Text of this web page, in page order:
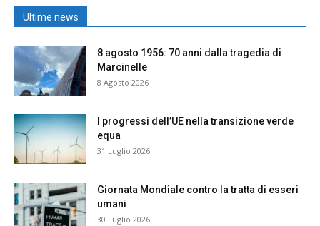
Ultime news
8 agosto 1956: 70 anni dalla tragedia di
Marcinelle
8 Agosto 2026
I progressi dell’UE nella transizione verde
equa
31 Luglio 2026
Giornata Mondiale contro la tratta di esseri
umani
30 Luglio 2026